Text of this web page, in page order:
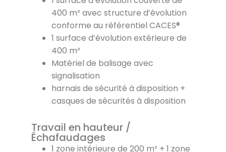
400 m² avec structure d’évolution
conforme au référentiel CACES®
1 surface d’évolution extérieure de
400 m²
Matériel de balisage avec
signalisation
harnais de sécurité à disposition +
casques de sécurités à disposition
Travail en hauteur /
Échafaudages
1 zone intérieure de 200 m² + 1 zone